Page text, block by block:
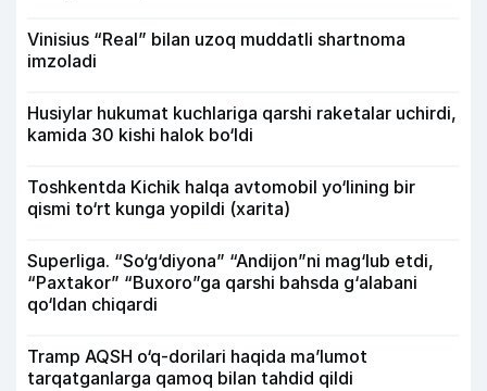
Vinisius “Real” bilan uzoq muddatli shartnoma
imzoladi
Husiylar hukumat kuchlariga qarshi raketalar uchirdi,
kamida 30 kishi halok bo‘ldi
Toshkentda Kichik halqa avtomobil yo‘lining bir
qismi to‘rt kunga yopildi (xarita)
Superliga. “So‘g‘diyona” “Andijon”ni mag‘lub etdi,
“Paxtakor” “Buxoro”ga qarshi bahsda g‘alabani
qo‘ldan chiqardi
Tramp AQSH o‘q-dorilari haqida ma’lumot
tarqatganlarga qamoq bilan tahdid qildi